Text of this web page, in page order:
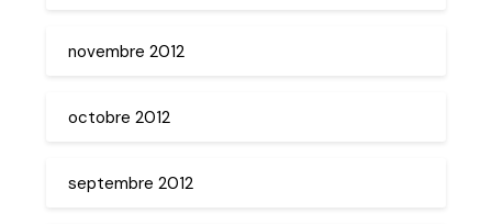
novembre 2012
octobre 2012
septembre 2012